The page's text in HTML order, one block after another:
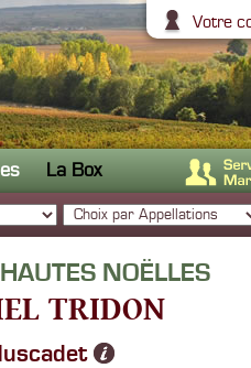
Votre
La Box
NOËLLES
TRIDON